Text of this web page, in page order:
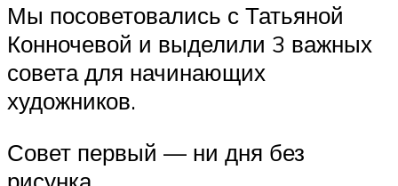
Мы посоветовались с Татьяной
Конночевой и выделили 3 важных
совета для начинающих
художников.
Совет первый — ни дня без